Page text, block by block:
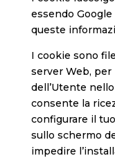
essendo
queste
I cookie sono
server Web, per
dell’Utente
consente la
configurare il
sullo schermo
impedire